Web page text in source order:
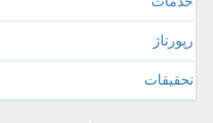
رپورتاژ
تحقیقات